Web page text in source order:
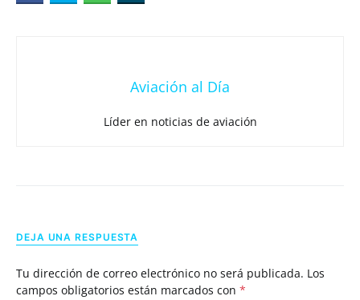
Aviación al Día
Líder en noticias de aviación
DEJA UNA RESPUESTA
Tu dirección de correo electrónico no será publicada. Los
campos obligatorios están marcados con *